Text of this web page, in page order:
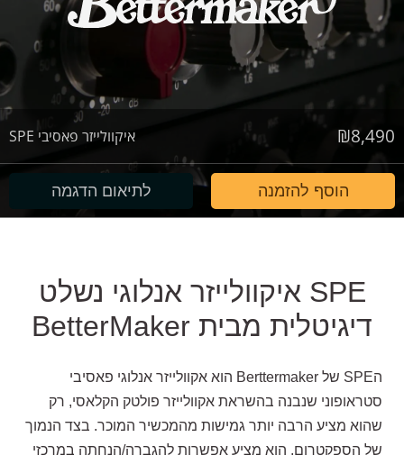
₪8,490 איקוולייזר פאסיבי SPE
הוסף להזמנה לתיאום הדגמה
SPE איקוולייזר אנלוגי נשלט
דיגיטלית מבית BetterMaker
הSPE של Berttermaker הוא אקוולייזר אנלוגי פאסיבי
סטראופוני שנבנה בהשראת אקוולייזר פולטק הקלאסי, רק
שהוא מציע הרבה יותר גמישות מהמכשיר המוכר. בצד הנמוך
של הספקטרום, הוא מציע אפשרות להגברה/הנחתה במרכזי